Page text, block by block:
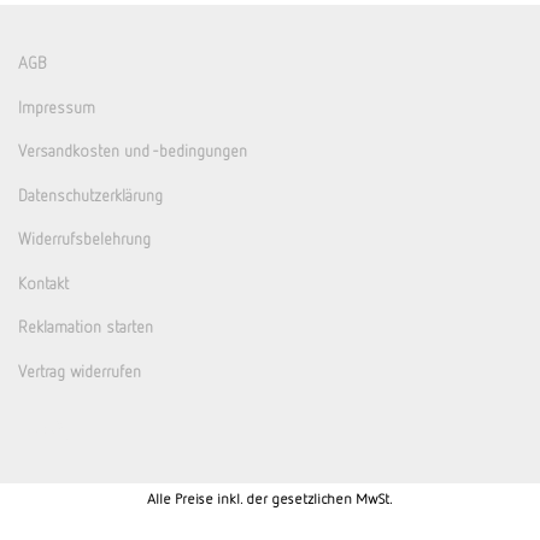
AGB
Impressum
Versandkosten und -bedingungen
Datenschutzerklärung
Widerrufsbelehrung
Kontakt
Reklamation starten
Vertrag widerrufen
Alle Preise inkl. der gesetzlichen MwSt.